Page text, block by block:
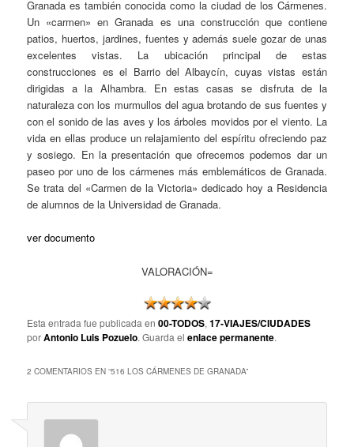
Granada es también conocida como la ciudad de los Cármenes.
Un «carmen» en Granada es una construcción que contiene
patios, huertos, jardines, fuentes y además suele gozar de unas
excelentes vistas. La ubicación principal de estas
construcciones es el Barrio del Albaycín, cuyas vistas están
dirigidas a la Alhambra. En estas casas se disfruta de la
naturaleza con los murmullos del agua brotando de sus fuentes y
con el sonido de las aves y los árboles movidos por el viento. La
vida en ellas produce un relajamiento del espíritu ofreciendo paz
y sosiego. En la presentación que ofrecemos podemos dar un
paseo por uno de los cármenes más emblemáticos de Granada.
Se trata del «Carmen de la Victoria» dedicado hoy a Residencia
de alumnos de la Universidad de Granada.
ver documento
VALORACIÓN=
Esta entrada fue publicada en00-TODOS,17-VIAJES/CIUDADES
porAntonio Luis Pozuelo. Guarda elenlace permanente.
2 COMENTARIOS EN “516 LOS CÁRMENES DE GRANADA”